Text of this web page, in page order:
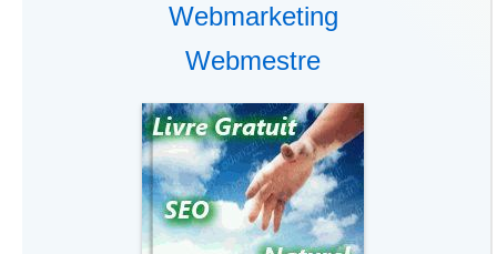
Webmarketing
Webmestre